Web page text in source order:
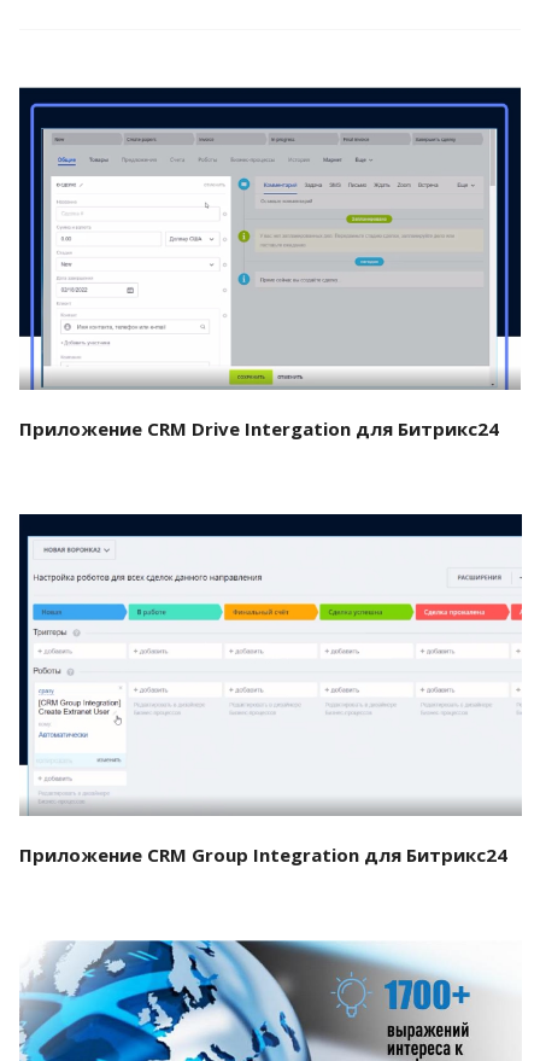
Смотреть проект
Приложение CRM Drive Intergation для Битрикс24
Смотреть проект
Приложение CRM Group Integration для Битрикс24